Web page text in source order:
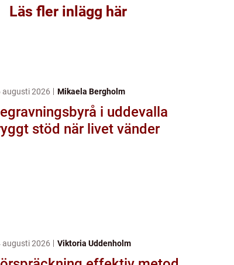
Läs fler inlägg här
augusti 2026 Mikaela Bergholm
i uddevalla
stöd när livet vänder
augusti 2026 Viktoria Uddenholm